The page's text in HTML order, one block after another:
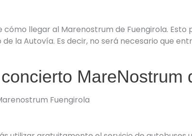
llegar al Marenostrum de Fuengirola. Esto
la Autovía. Es decir, no será necesario que
MareNostrum
Fuengirola